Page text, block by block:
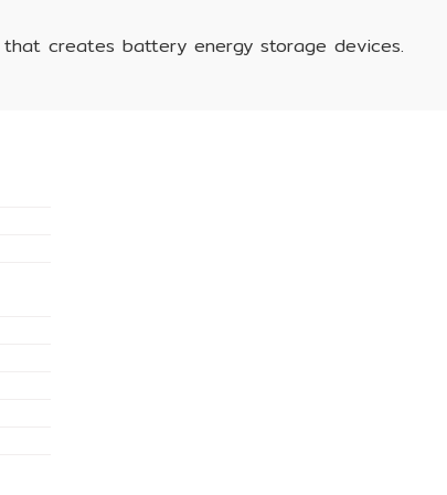
creates battery energy storage devices.